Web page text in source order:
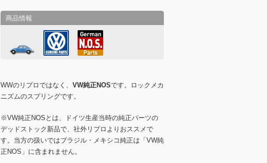
WWのリプロではなく、 VW純正NOSです。ロックメカ
ニズムのスプリングです。
※VW純正NOSとは、ドイツ生産当時の純正パーツの
デッドストック新品で、社外リプロよりおススメで
す。当方の扱いではブラジル・メキシコ純正は「VW純
正NOS」に含まれません。